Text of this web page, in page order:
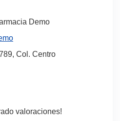
Demo
Col. Centro
valoraciones!